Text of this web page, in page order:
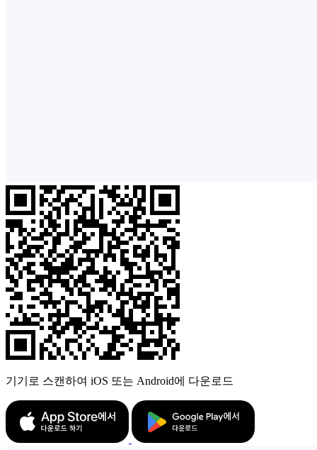
기기로 스캔하여 iOS 또는 Android에 다운로드